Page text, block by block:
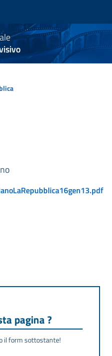
pagina ?
il form sottostante!